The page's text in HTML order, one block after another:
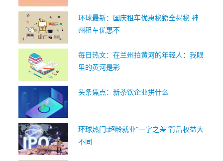
环球最新：国庆租车优惠秘籍全揭秘 神
州租车优惠不
每日热文：在兰州拍黄河的年轻人：我眼
里的黄河是彩
头条焦点：新茶饮企业拼什么
环球热门:超龄就业“一字之差”背后权益大
不同